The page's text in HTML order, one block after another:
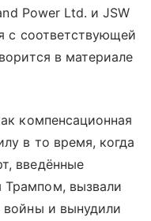
Power Ltd. и JSW
с соответствующей
в материале
компенсационная
в то время, когда
введённые
вызвали
войны и вынудили